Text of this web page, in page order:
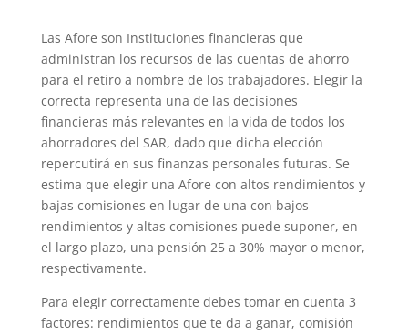
Las Afore son Instituciones financieras que
administran los recursos de las cuentas de ahorro
para el retiro a nombre de los trabajadores. Elegir la
correcta representa una de las decisiones
financieras más relevantes en la vida de todos los
ahorradores del SAR, dado que dicha elección
repercutirá en sus finanzas personales futuras. Se
estima que elegir una Afore con altos rendimientos y
bajas comisiones en lugar de una con bajos
rendimientos y altas comisiones puede suponer, en
el largo plazo, una pensión 25 a 30% mayor o menor,
respectivamente.
Para elegir correctamente debes tomar en cuenta 3
factores: rendimientos que te da a ganar, comisión